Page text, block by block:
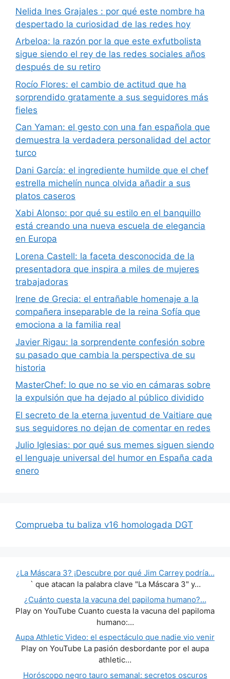
Nelida Ines Grajales : por qué este nombre ha
despertado la curiosidad de las redes hoy
Arbeloa: la razón por la que este exfutbolista
sigue siendo el rey de las redes sociales años
después de su retiro
Rocío Flores: el cambio de actitud que ha
sorprendido gratamente a sus seguidores más
fieles
Can Yaman: el gesto con una fan española que
demuestra la verdadera personalidad del actor
turco
Dani García: el ingrediente humilde que el chef
estrella michelín nunca olvida añadir a sus
platos caseros
Xabi Alonso: por qué su estilo en el banquillo
está creando una nueva escuela de elegancia
en Europa
Lorena Castell: la faceta desconocida de la
presentadora que inspira a miles de mujeres
trabajadoras
Irene de Grecia: el entrañable homenaje a la
compañera inseparable de la reina Sofía que
emociona a la familia real
Javier Rigau: la sorprendente confesión sobre
su pasado que cambia la perspectiva de su
historia
MasterChef: lo que no se vio en cámaras sobre
la expulsión que ha dejado al público dividido
El secreto de la eterna juventud de Vaitiare que
sus seguidores no dejan de comentar en redes
Julio Iglesias: por qué sus memes siguen siendo
el lenguaje universal del humor en España cada
enero
Comprueba tu baliza v16 homologada DGT
¿La Máscara 3? ¡Descubre por qué Jim Carrey podría…
` que atacan la palabra clave "La Máscara 3" y…
¿Cuánto cuesta la vacuna del papiloma humano?…
Play on YouTube Cuanto cuesta la vacuna del papiloma
humano:…
Aupa Athletic Video: el espectáculo que nadie vio venir
Play on YouTube La pasión desbordante por el aupa
athletic…
Horóscopo negro tauro semanal: secretos oscuros